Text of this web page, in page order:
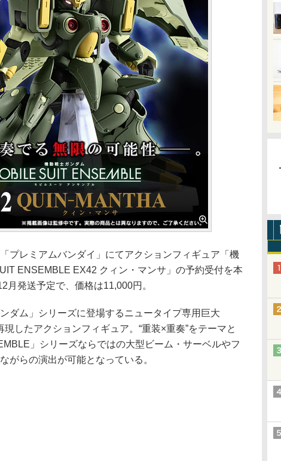
プレミアムバンダイ」にてアクションフィギュア「機
ENSEMBLE EX42 クィン・マンサ」の予約受付を本
月発送予定で、価格は11,000円。
ダム」シリーズに登場するニュータイプ専用巨大
したアクションフィギュア。“重装×重奏”をテーマと
」シリーズならではの大型ビーム・サーベルやフ
がらの演出が可能となっている。